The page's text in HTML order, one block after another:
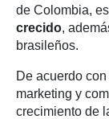
de Colombia,
crecido,
brasileños.
De acuerdo con
marketing y
crecimiento de